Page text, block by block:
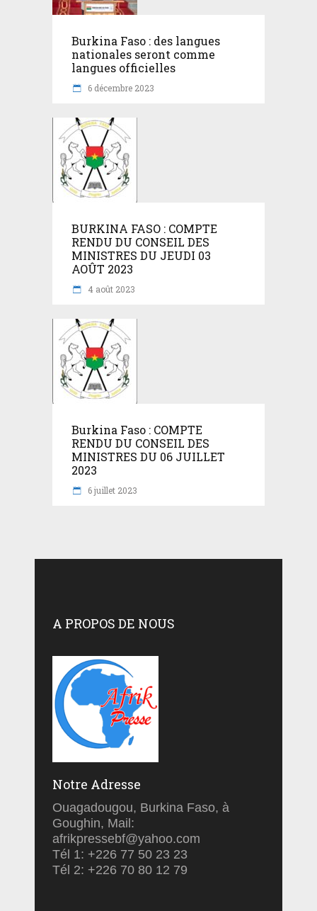
Burkina Faso : des langues
nationales seront comme
langues officielles
6 décembre 2023
BURKINA FASO : COMPTE
RENDU DU CONSEIL DES
MINISTRES DU JEUDI 03
AOÛT 2023
4 août 2023
Burkina Faso : COMPTE
RENDU DU CONSEIL DES
MINISTRES DU 06 JUILLET
2023
6 juillet 2023
A PROPOS DE NOUS
Notre Adresse
Ouagadougou, Burkina Faso, à
Goughin, Mail:
afrikpressebf@yahoo.com
Tél 1: +226 77 50 23 23
Tél 2: +226 70 80 12 79